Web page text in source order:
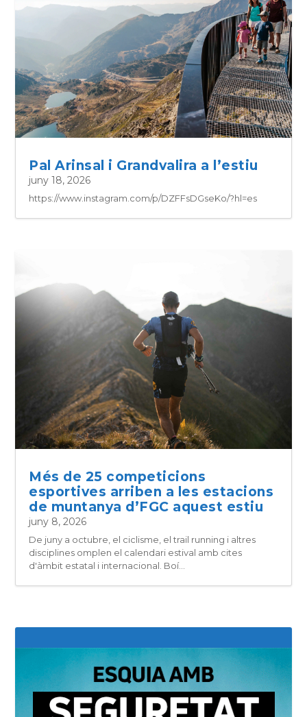
Pal Arinsal i Grandvalira a l’estiu
juny 18, 2026
https://www.instagram.com/p/DZFFsDGseKo/?hl=es
Més de 25 competicions
esportives arriben a les estacions
de muntanya d’FGC aquest estiu
juny 8, 2026
De juny a octubre, el ciclisme, el trail running i altres
disciplines omplen el calendari estival amb cites
d'àmbit estatal i internacional. Boí...